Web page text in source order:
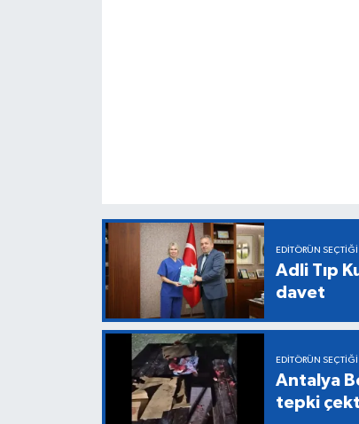
EDITÖRÜN SEÇTIĞI
Adli Tıp
davet
EDITÖRÜN SEÇTIĞI
Antalya
tepki